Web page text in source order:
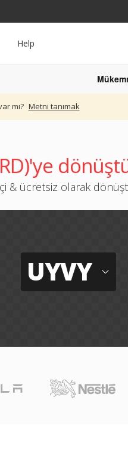
Help
mı? Metni tanımak
& ücretsiz olarak
UYVY